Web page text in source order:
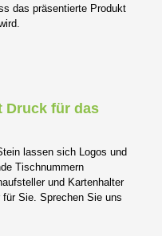
das präsentierte Produkt
Druck für das
lassen sich Logos und
Tischnummern
und Kartenhalter
Sie. Sprechen Sie uns